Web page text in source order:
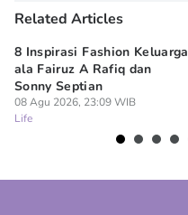
Related Articles
8 Inspirasi Fashion Keluarga
ala Fairuz A Rafiq dan
Sonny Septian
08 Agu 2026, 23:09 WIB
Life